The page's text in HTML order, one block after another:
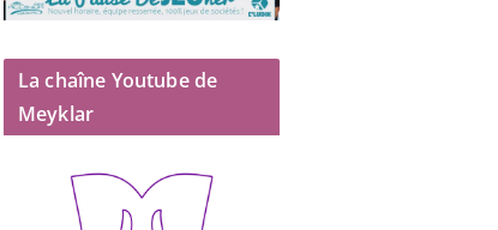
La chaîne Youtube de
Meyklar